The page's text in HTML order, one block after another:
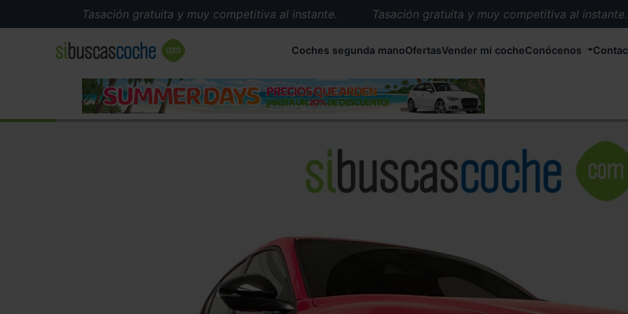
Tasación gratuita y muy competitiva al instante.
Tasación gratuita y muy competitiva al instante.
Más de 5.000 conductores satisfechos.
Buscamos el coche que tu quieras.
Recogemos tu coche en cualquier parte de España.
Compramos tu coche. Pago inmediato.
Coches segunda manoOfertasVender mi cocheConócenos